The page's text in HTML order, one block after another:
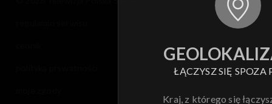
ŁĄCZYSZ SIĘ SPOZA
Kraj, z którego się